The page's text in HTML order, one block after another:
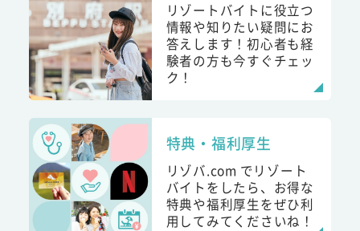
リゾートバイトに役立つ
情報や知りたい疑問にお
答えします！初心者も経
験者の方も今すぐチェッ
ク！
特典・福利厚生
リゾバ.com でリゾート
バイトをしたら、お得な
特典や福利厚生をぜひ利
用してみてくださいね！